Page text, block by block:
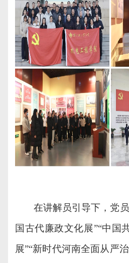
在讲解员引导下，党员
国古代廉政文化展”“中国
展”“新时代河南全面从严